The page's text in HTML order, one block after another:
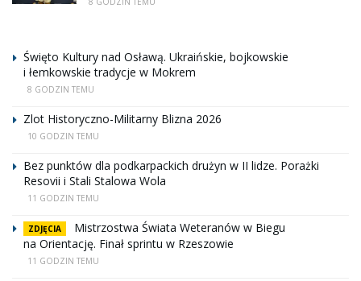
Święto Kultury nad Osławą. Ukraińskie, bojkowskie
i łemkowskie tradycje w Mokrem
8 GODZIN TEMU
Zlot Historyczno-Militarny Blizna 2026
10 GODZIN TEMU
Bez punktów dla podkarpackich drużyn w II lidze. Porażki
Resovii i Stali Stalowa Wola
11 GODZIN TEMU
ZDJĘCIA
Mistrzostwa Świata Weteranów w Biegu
na Orientację. Finał sprintu w Rzeszowie
11 GODZIN TEMU